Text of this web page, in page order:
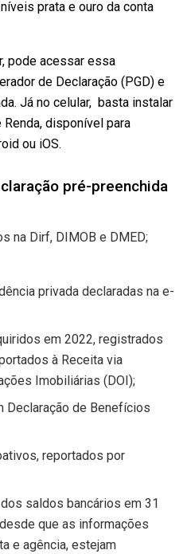
prata e ouro da conta
pode acessar essa
de Declaração (PGD) e
Já no celular, basta instalar
disponível para
ou iOS.
pré-preenchida
na Dirf, DIMOB e DMED;
privada declaradas na e-
em 2022, registrados
à Receita via
Imobiliárias (DOI);
Declaração de Benefícios
reportados por
saldos bancários em 31
que as informações
e agência, estejam